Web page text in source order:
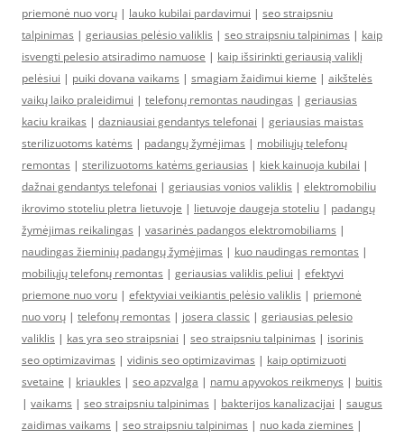
priemonė nuo vorų | lauko kubilai pardavimui | seo straipsniu
talpinimas | geriausias pelėsio valiklis | seo straipsniu talpinimas | kaip
isvengti pelesio atsiradimo namuose | kaip išsirinkti geriausią valiklį
pelėsiui | puiki dovana vaikams | smagiam žaidimui kieme | aikštelės
vaikų laiko praleidimui | telefonų remontas naudingas | geriausias
kaciu kraikas | dazniausiai gendantys telefonai | geriausias maistas
sterilizuotoms katėms | padangų žymėjimas | mobiliųjų telefonų
remontas | sterilizuotoms katėms geriausias | kiek kainuoja kubilai |
dažnai gendantys telefonai | geriausias vonios valiklis | elektromobiliu
ikrovimo stoteliu pletra lietuvoje | lietuvoje daugeja stoteliu | padangų
žymėjimas reikalingas | vasarinės padangos elektromobiliams |
naudingas žieminių padangų žymėjimas | kuo naudingas remontas |
mobiliųjų telefonų remontas | geriausias valiklis peliui | efektyvi
priemone nuo voru | efektyviai veikiantis pelėsio valiklis | priemonė
nuo vorų | telefonų remontas | josera classic | geriausias pelesio
valiklis | kas yra seo straipsniai | seo straipsniu talpinimas | isorinis
seo optimizavimas | vidinis seo optimizavimas | kaip optimizuoti
svetaine | kriaukles | seo apzvalga | namu apyvokos reikmenys | buitis
| vaikams | seo straipsniu talpinimas | bakterijos kanalizacijai | saugus
zaidimas vaikams | seo straipsniu talpinimas | nuo kada ziemines |